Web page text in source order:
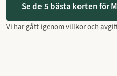
Se de 5 bästa korten för
Vi har gått igenom villkor och